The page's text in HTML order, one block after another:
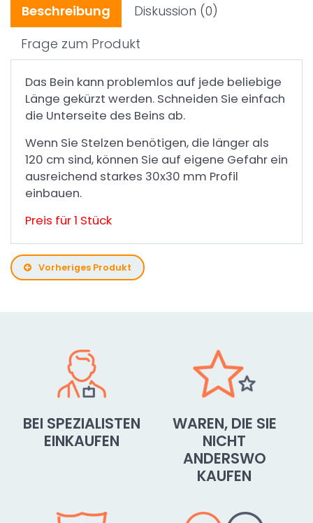
Beschreibung Diskussion (0)
Frage zum Produkt
Das Bein kann problemlos auf jede beliebige
Länge gekürzt werden. Schneiden Sie einfach
die Unterseite des Beins ab.
Wenn Sie Stelzen benötigen, die länger als
120 cm sind, können Sie auf eigene Gefahr ein
ausreichend starkes 30x30 mm Profil
einbauen.
Preis für 1 Stück
Vorheriges Produkt
BEI SPEZIALISTEN
EINKAUFEN
WAREN, DIE SIE
NICHT
ANDERSWO
KAUFEN